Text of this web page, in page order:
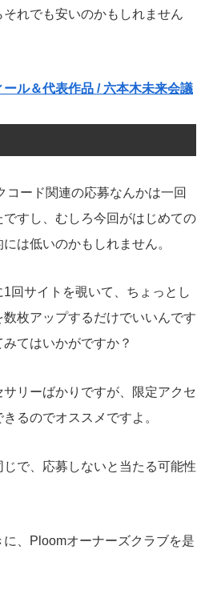
れでも安いのかもしれません
ル＆代表作品 / 六本木未来会議
コード関連の応募なんかは一回
すし、むしろ今回がはじめての
は低いのかもしれません。
回サイトを覗いて、ちょっとし
枚アップするだけでいいんです
てはいかがですか？
リーばかりですが、限定アクセ
るのでオススメですよ。
で、応募しないと当たる可能性
、Ploomオーナーズクラブを是